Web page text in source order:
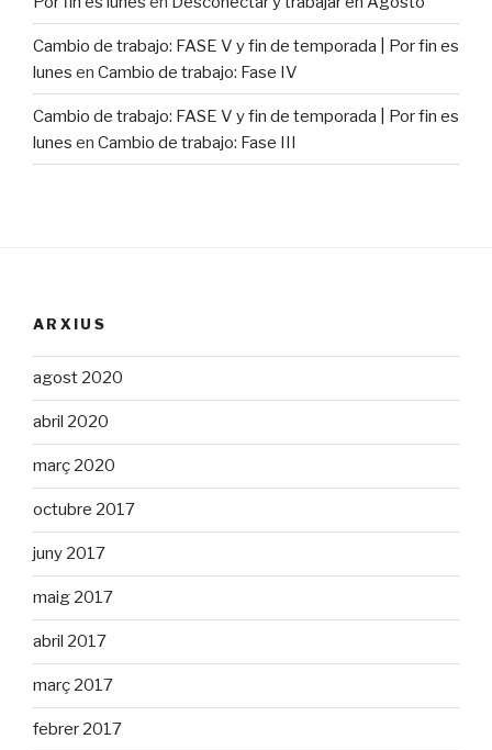
Cambio de trabajo: FASE V y fin de temporada | Por fin es
lunes en Cambio de trabajo: Fase IV
Cambio de trabajo: FASE V y fin de temporada | Por fin es
lunes en Cambio de trabajo: Fase III
ARXIUS
agost 2020
abril 2020
març 2020
octubre 2017
juny 2017
maig 2017
abril 2017
març 2017
febrer 2017